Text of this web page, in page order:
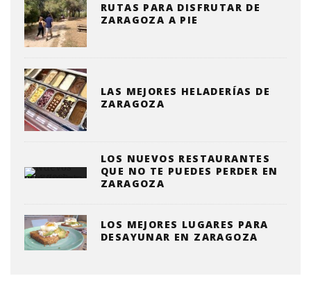
RUTAS PARA DISFRUTAR DE
ZARAGOZA A PIE
LAS MEJORES HELADERÍAS DE
ZARAGOZA
LOS NUEVOS RESTAURANTES
QUE NO TE PUEDES PERDER EN
ZARAGOZA
LOS MEJORES LUGARES PARA
DESAYUNAR EN ZARAGOZA